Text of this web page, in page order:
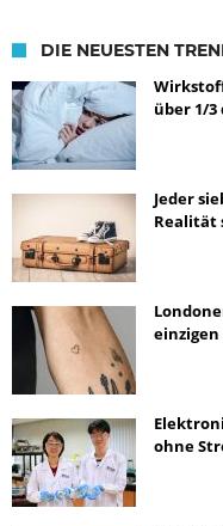
DIE NEUESTEN
über 1/3
Jeder
Realität
ohne